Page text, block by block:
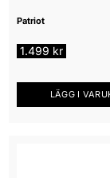
Patriot
1.499 kr
LÄGG I